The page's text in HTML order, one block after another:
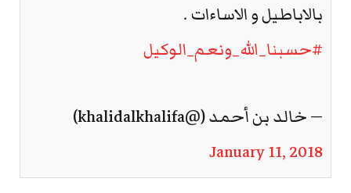
بالاباطيل و الاساءات .
#حسبنا_الله_ونعم_الوكيل
— خالد بن ‏أحمد (@khalidalkhalifa)
January 11, 2018